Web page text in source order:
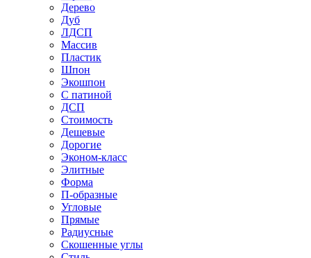
Дерево
Дуб
ЛДСП
Массив
Пластик
Шпон
Экошпон
С патиной
ДСП
Стоимость
Дешевые
Дорогие
Эконом-класс
Элитные
Форма
П-образные
Угловые
Прямые
Радиусные
Скошенные углы